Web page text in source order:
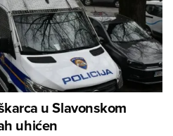
u Slavonskom
uhićen